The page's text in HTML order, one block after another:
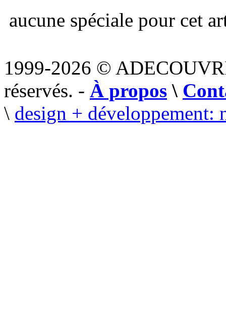
aucune spéciale pour cet
1999-2026 ©
réservés. - À propos \
\ design + développement: